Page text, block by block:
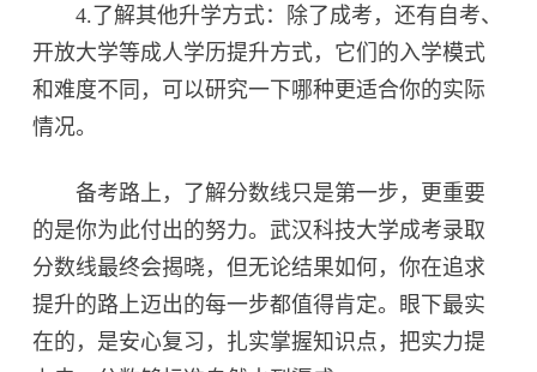
4.了解其他升学方式：除了成考，还有自考、
开放大学等成人学历提升方式，它们的入学模式
和难度不同，可以研究一下哪种更适合你的实际
情况。
备考路上，了解分数线只是第一步，更重要
的是你为此付出的努力。武汉科技大学成考录取
分数线最终会揭晓，但无论结果如何，你在追求
提升的路上迈出的每一步都值得肯定。眼下最实
在的，是安心复习，扎实掌握知识点，把实力提